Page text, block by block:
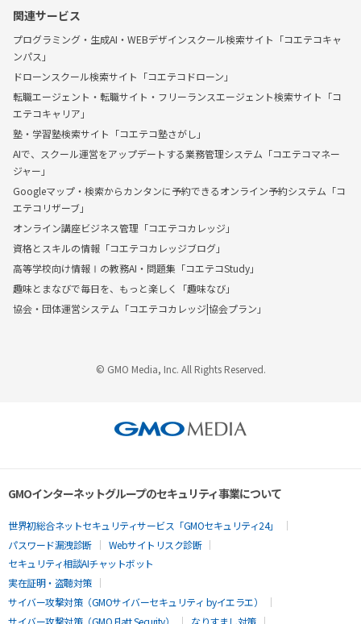
関連サービス
プログラミング・生成AI・WEBデザインスクール検索サイト「コエテコキャ
ンパス」
ドローンスクール検索サイト「コエテコドローン」
転職エージェント・転職サイト・フリーランスエージェント検索サイト「コ
エテコキャリア」
塾・学習塾検索サイト「コエテコ塾さがし」
AIで、スクール運営をアップデートする業務管理システム「コエテコマネー
ジャー」
Googleマップ・検索からカンタンに予約できるオンライン予約システム「コ
エテコリザーブ」
オンライン講座ビジネス管理「コエテコカレッジ」
資格とスキルの情報「コエテコカレッジブログ」
高等学校向け情報Ⅰの教務AI・問題集「コエテコStudy」
趣味とまなびで毎日を、もっと楽しく「趣味なび」
協会・団体運営システム「コエテコカレッジ|協会プラン」
© GMO Media, Inc. All Rights Reserved.
GMOインターネットグループのセキュリティ事業について
世界初総合ネットセキュリティサービス「GMOセキュリティ24」
パスワード漏洩診断
Webサイトリスク診断
セキュリティ相談AIチャットボット
実在証明・盗聴対策
サイバー攻撃対策（GMOサイバーセキュリティ byイエラエ）
サイバー攻撃対策（GMO Flatt Security）
なりすまし対策